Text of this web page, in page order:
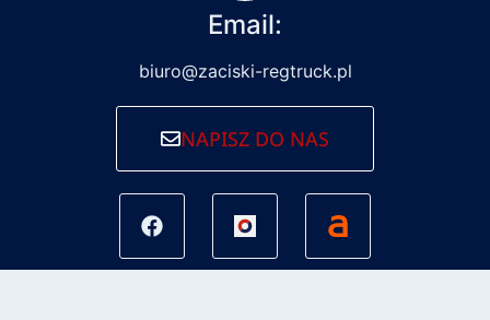
Email:
biuro@zaciski-regtruck.pl
NAPISZ DO NAS